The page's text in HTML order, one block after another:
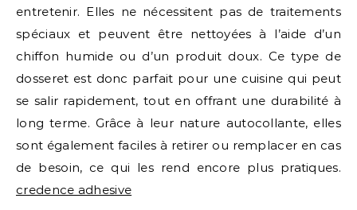
entretenir. Elles ne nécessitent pas de traitements
spéciaux et peuvent être nettoyées à l’aide d’un
chiffon humide ou d’un produit doux. Ce type de
dosseret est donc parfait pour une cuisine qui peut
se salir rapidement, tout en offrant une durabilité à
long terme. Grâce à leur nature autocollante, elles
sont également faciles à retirer ou remplacer en cas
de besoin, ce qui les rend encore plus pratiques.
credence adhesive